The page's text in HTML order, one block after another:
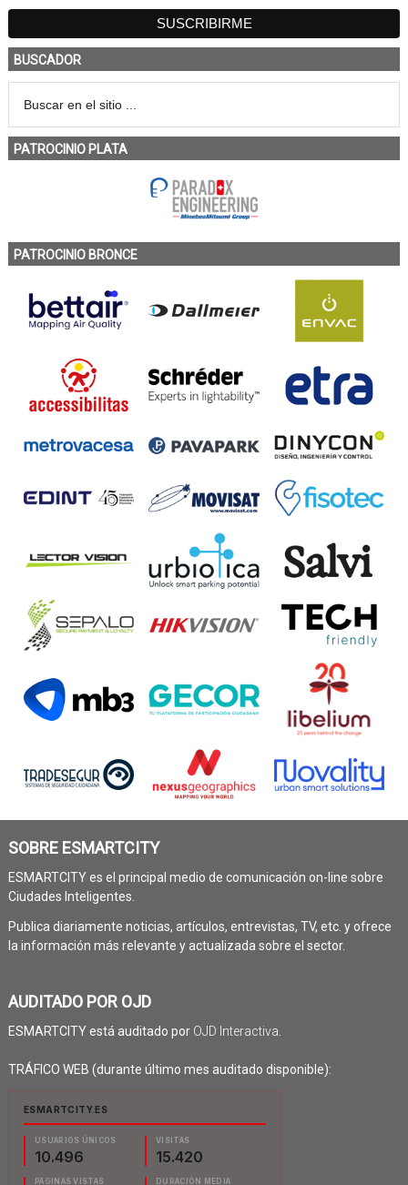
BUSCADOR
PATROCINIO PLATA
PATROCINIO BRONCE
SOBRE ESMARTCITY
ESMARTCITY es el principal medio de comunicación on-line sobre
Ciudades Inteligentes.
Publica diariamente noticias, artículos, entrevistas, TV, etc. y ofrece
la información más relevante y actualizada sobre el sector.
AUDITADO POR OJD
ESMARTCITY está auditado por OJD Interactiva
TRÁFICO WEB (durante último mes auditado disponible):